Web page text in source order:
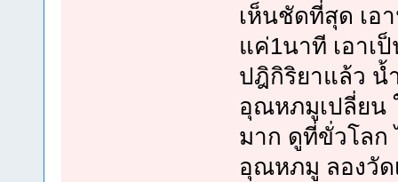
เห็นชัดที่สุด เอ
แค่1นาที เอาเ
ปฎิกิริยาแล้ว น้
อุณหภมูเปลี่ยน
มาก ดูที่ขั่วโลก
อุณหภมู ลองวัด